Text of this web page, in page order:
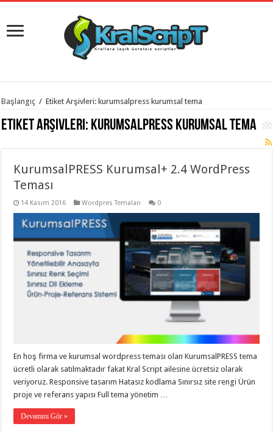
istanbul
evden
eve
gaziantep
evden
evden
taşımacılık,
gaziantep
evden
taşımacılık,
taşımacılık,
gaziantep
taşımacılık
gaziantep
taşımacılık,
evden
Başlangıç / Etiket Arşivleri: kurumsalpress kurumsal tema
Etiket Arşivleri: kurumsalpress kurumsal tema
KurumsalPRESS Kurumsal+ 2.4 WordPress
Teması
14 Kasım 2016 Wordpres Temaları 0
En hoş firma ve kurumsal wordpress teması olan KurumsalPRESS tema
ücretli olarak satılmaktadır fakat Kral Script ailesine ücretsiz olarak
veriyoruz. Responsive tasarım Hatasız kodlama Sınırsız site rengi Ürün
proje ve referans yapısı Full tema yönetim …
Devamını Gör »